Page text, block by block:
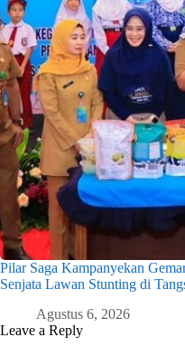
Pilar Saga Kampanyekan
Senjata Lawan Stunting di
Agustus 6, 2026
Leave a Reply